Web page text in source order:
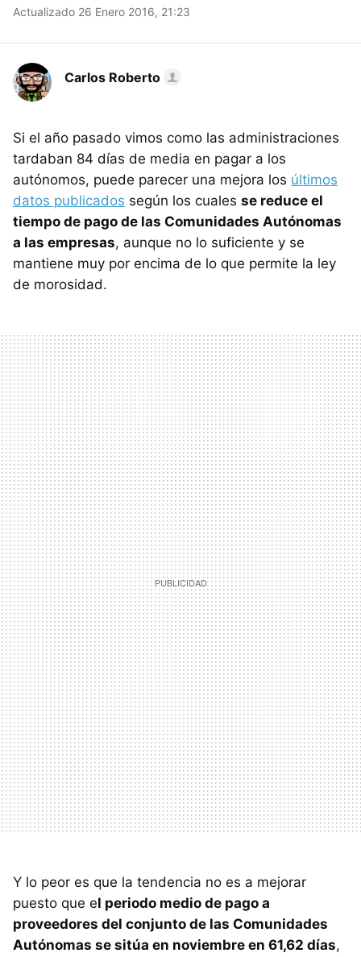
Actualizado 26 Enero 2016, 21:23
Carlos Roberto
Si el año pasado vimos como las administraciones
tardaban 84 días de media en pagar a los
autónomos, puede parecer una mejora los últimos
datos publicados según los cuales se reduce el
tiempo de pago de las Comunidades Autónomas
a las empresas, aunque no lo suficiente y se
mantiene muy por encima de lo que permite la ley
de morosidad.
Y lo peor es que la tendencia no es a mejorar
puesto que el periodo medio de pago a
proveedores del conjunto de las Comunidades
Autónomas se sitúa en noviembre en 61,62 días,